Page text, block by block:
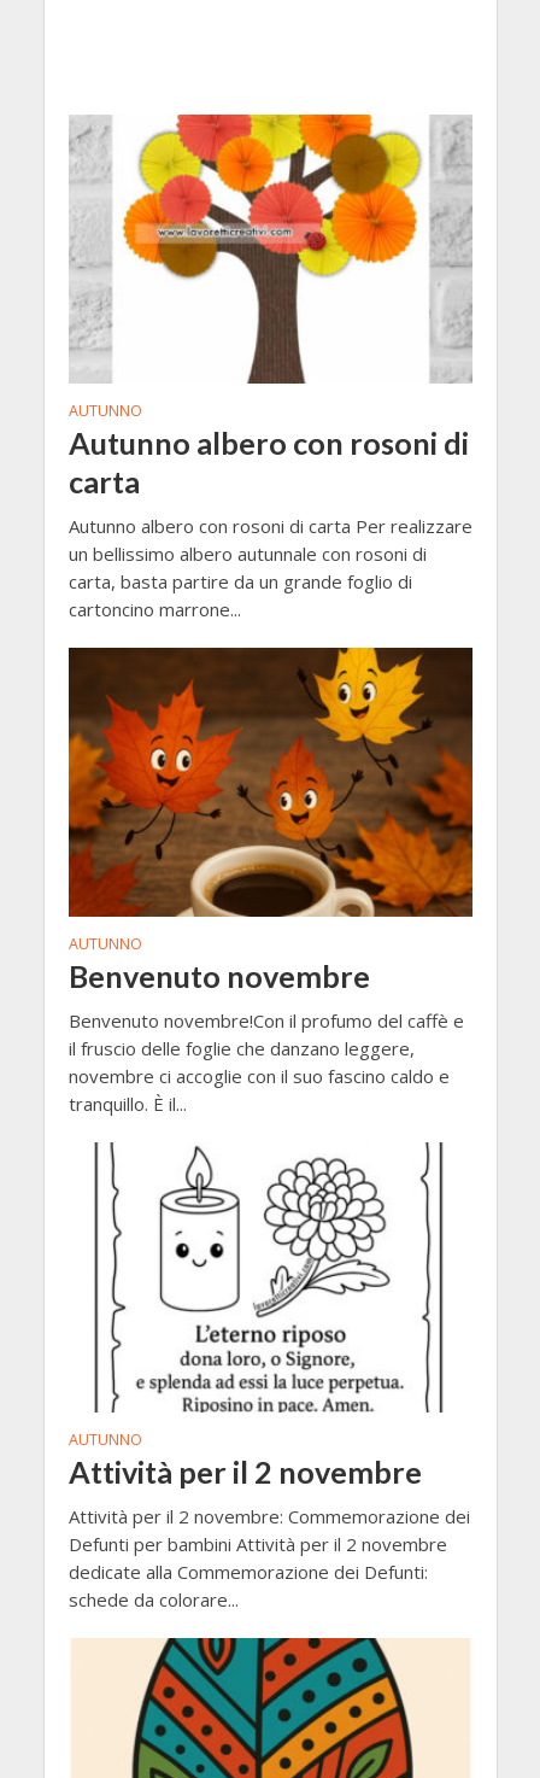
AUTUNNO
Autunno albero con rosoni di
carta
Autunno albero con rosoni di carta Per realizzare
un bellissimo albero autunnale con rosoni di
carta, basta partire da un grande foglio di
cartoncino marrone...
AUTUNNO
Benvenuto novembre
Benvenuto novembre!Con il profumo del caffè e
il fruscio delle foglie che danzano leggere,
novembre ci accoglie con il suo fascino caldo e
tranquillo. È il...
AUTUNNO
Attività per il 2 novembre
Attività per il 2 novembre: Commemorazione dei
Defunti per bambini Attività per il 2 novembre
dedicate alla Commemorazione dei Defunti:
schede da colorare...